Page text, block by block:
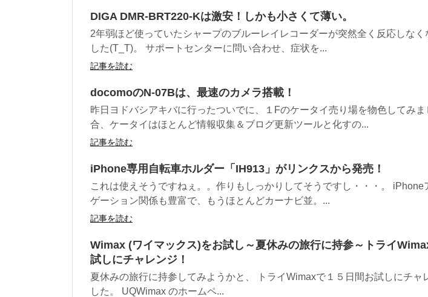
DIGA DMR-BRT220-Kは激安！しかも小さくて薄い。
2年弱ほど使っていたシャープのブルーレイレコーダーが突然全く反応しなく
した(T_T)。 サポートセンターに問い合わせ、症状を...
記事を読む
docomoのN-07Bは、最速のカメラ搭載！
昨日ヨドバシアキバに行ったついでに、１Fのケータイ売り場を物色してみ
合、ケータイはほとんど情報収集＆ブログ更新ツールと化すの...
記事を読む
iPhone専用自転車ホルダー「IH913」がリンクスから発売！
これは使えそうですねぇ。。作りもしっかりしてそうですし・・・。 iPhone
ゲーション関係も豊富で、もうほとんどカーナビ並。...
記事を読む
Wimax (ワイマックス)をお試し～夏休みの旅行に持参～トライ
試しにチャレンジ！
夏休みの旅行に持参してみようかと、 トライWimaxで１５日間お試しにチャ
した。 UQWimax のホームペ...